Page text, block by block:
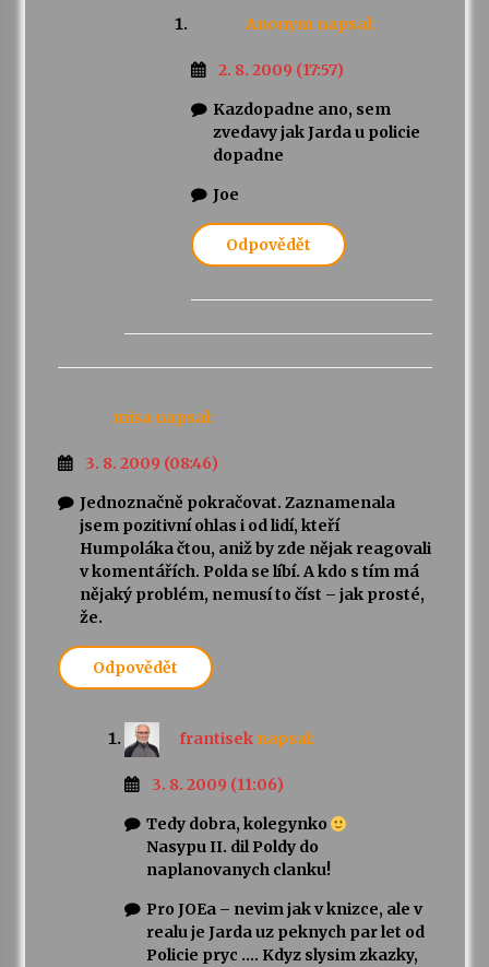
Anonym napsal:
2. 8. 2009 (17:57)
Kazdopadne ano, sem
zvedavy jak Jarda u policie
dopadne
Joe
Odpovědět
misa napsal:
3. 8. 2009 (08:46)
Jednoznačně pokračovat. Zaznamenala
jsem pozitivní ohlas i od lidí, kteří
Humpoláka čtou, aniž by zde nějak reagovali
v komentářích. Polda se líbí. A kdo s tím má
nějaký problém, nemusí to číst – jak prosté,
že.
Odpovědět
frantisek napsal:
3. 8. 2009 (11:06)
Tedy dobra, kolegynko
Nasypu II. dil Poldy do
naplanovanych clanku!
Pro JOEa – nevim jak v knizce, ale v
realu je Jarda uz peknych par let od
Policie pryc …. Kdyz slysim zkazky,